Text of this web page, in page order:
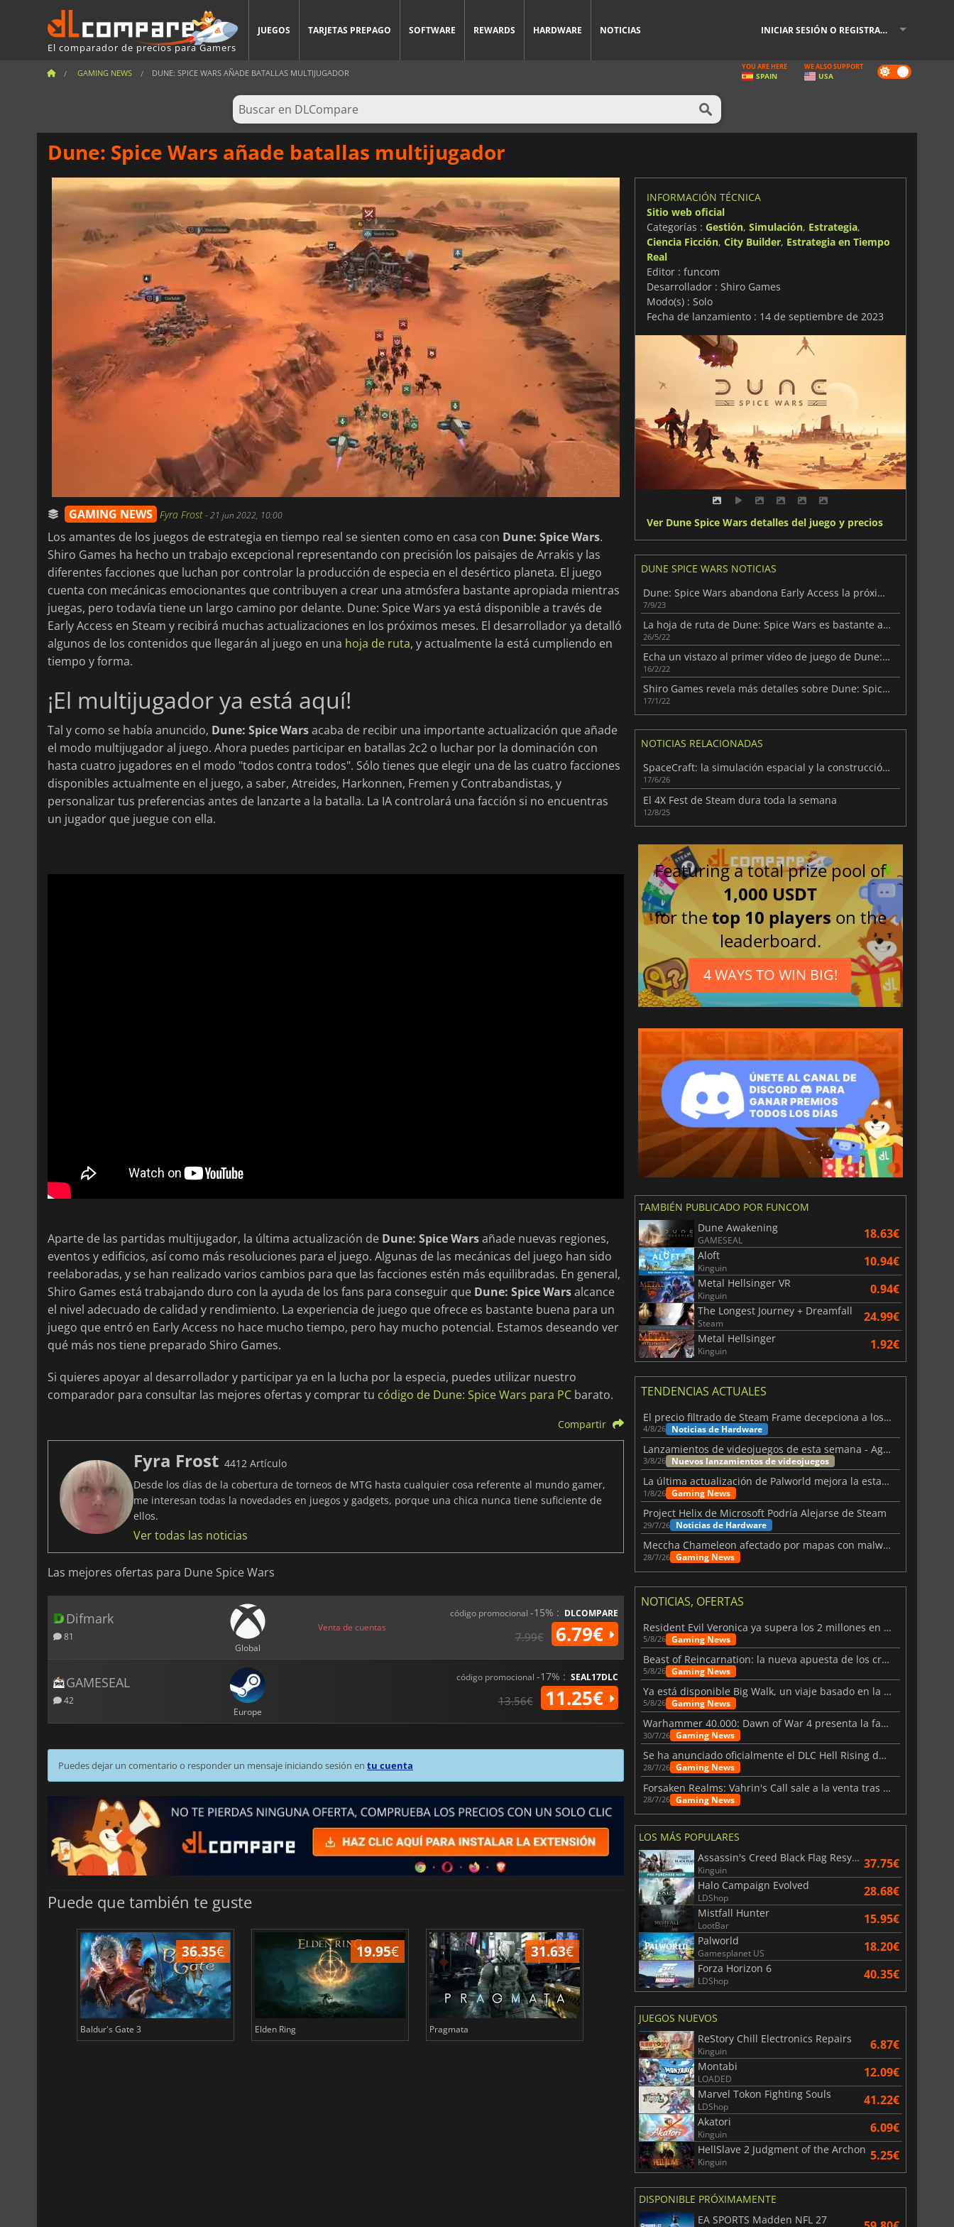
El comparador de precios para Gamers
JUEGOS TARJETAS PREPAGO SOFTWARE REWARDS HARDWARE NOTICIAS INICIAR SESIÓN O REGISTRARSE
GAMING NEWS DUNE: SPICE WARS AÑADE BATALLAS MULTIJUGADOR Dark
mode
YOU ARE HERE
SPAIN
WE ALSO SUPPORT
USA
Dune: Spice Wars añade batallas multijugador
GAMING NEWS Fyra Frost-21 jun 2022, 10:00
Los amantes de los juegos de estrategia en tiempo real se sienten como en casa con Dune: Spice Wars.
Shiro Games ha hecho un trabajo excepcional representando con precisión los paisajes de Arrakis y las
diferentes facciones que luchan por controlar la producción de especia en el desértico planeta. El juego
cuenta con mecánicas emocionantes que contribuyen a crear una atmósfera bastante apropiada mientras
juegas, pero todavía tiene un largo camino por delante. Dune: Spice Wars ya está disponible a través de
Early Access en Steam y recibirá muchas actualizaciones en los próximos meses. El desarrollador ya detalló
algunos de los contenidos que llegarán al juego en una hoja de ruta, y actualmente la está cumpliendo en
tiempo y forma.
¡El multijugador ya está aquí!
Tal y como se había anuncido, Dune: Spice Warsacaba de recibir una importante actualización que añade
el modo multijugador al juego. Ahora puedes participar en batallas 2c2 o luchar por la dominación con
hasta cuatro jugadores en el modo "todos contra todos". Sólo tienes que elegir una de las cuatro facciones
disponibles actualmente en el juego, a saber, Atreides, Harkonnen, Fremen y Contrabandistas, y
personalizar tus preferencias antes de lanzarte a la batalla. La IA controlará una facción si no encuentras
un jugador que juegue con ella.
Aparte de las partidas multijugador, la última actualización de Dune: Spice Warsañade nuevas regiones,
eventos y edificios, así como más resoluciones para el juego. Algunas de las mecánicas del juego han sido
reelaboradas, y se han realizado varios cambios para que las facciones estén más equilibradas. En general,
Shiro Games está trabajando duro con la ayuda de los fans para conseguir que Dune: Spice Warsalcance
el nivel adecuado de calidad y rendimiento. La experiencia de juego que ofrece es bastante buena para un
juego que entró en Early Access no hace mucho tiempo, pero hay mucho potencial. Estamos deseando ver
qué más nos tiene preparado Shiro Games.
Si quieres apoyar al desarrollador y participar ya en la lucha por la especia, puedes utilizar nuestro
comparador para consultar las mejores ofertas y comprar tu código de Dune: Spice Wars para PC barato.
Compartir
Fyra Frost 4412 Artículo
Desde los días de la cobertura de torneos de MTG hasta cualquier cosa referente al mundo gamer,
me interesan todas la novedades en juegos y gadgets, porque una chica nunca tiene suficiente de
ellos.
Ver todas las noticias
Las mejores ofertas para Dune Spice Wars
Difmark
81
Global
Venta de cuentas
código promocional -15% : DLCOMPARE
7.99€ 6.79€
GAMESEAL
42
Europe
código promocional -17% : SEAL17DLC
13.56€ 11.25€
Puedes dejar un comentario o responder un mensaje iniciando sesión en tu cuenta
Puede que también te guste
36.35€
Baldur's Gate 3
19.95€
Elden Ring
31.63€
Pragmata
6.75€
Total War WARHAMMER 3
15.48
INFORMACIÓN TÉCNICA
Sitio web oficial
Categorías : Gestión, Simulación, Estrategia,
Ciencia Ficción, City Builder, Estrategia en Tiempo
Real
Editor : funcom
Desarrollador : Shiro Games
Modo(s) : Solo
Fecha de lanzamiento : 14 de septiembre de 2023
Ver Dune Spice Wars detalles del juego y precios
DUNE SPICE WARS NOTICIAS
Dune: Spice Wars abandona Early Access la próxima semana
7/9/23
La hoja de ruta de Dune: Spice Wars es bastante ambiciosa
26/5/22
Echa un vistazo al primer vídeo de juego de Dune: Spice Wars
16/2/22
Shiro Games revela más detalles sobre Dune: Spice Wars
17/1/22
NOTICIAS RELACIONADAS
SpaceCraft: la simulación espacial y la construcción en su máxima expresión
17/6/26
El 4X Fest de Steam dura toda la semana
12/8/25
Featuring a total prize pool of
1,000 USDT
for thetop 10 players on the
leaderboard.
4 WAYS TO WIN BIG!
TAMBIÉN PUBLICADO POR FUNCOM
Dune Awakening
GAMESEAL 18.63€
Aloft
Kinguin 10.94€
Metal Hellsinger VR
Kinguin 0.94€
The Longest Journey + Dreamfall
Steam 24.99€
Metal Hellsinger
Kinguin 1.92€
TENDENCIAS ACTUALES
El precio filtrado de Steam Frame decepciona a los usuarios
4/8/26 Noticias de Hardware
Lanzamientos de videojuegos de esta semana - Agosto de 2026 (semana 32)
3/8/26 Nuevos lanzamientos de videojuegos
La última actualización de Palworld mejora la estabilidad
1/8/26 Gaming News
Project Helix de Microsoft Podría Alejarse de Steam
29/7/26 Noticias de Hardware
Meccha Chameleon afectado por mapas con malware y Discord
28/7/26 Gaming News
NOTICIAS, OFERTAS
Resident Evil Veronica ya supera los 2 millones en listas de deseados
5/8/26 Gaming News
Beast of Reincarnation: la nueva apuesta de los creadores de Pokémon
5/8/26 Gaming News
Ya está disponible Big Walk, un viaje basado en la amistad
5/8/26 Gaming News
Warhammer 40.000: Dawn of War 4 presenta la facción de los Necrones
30/7/26 Gaming News
Se ha anunciado oficialmente el DLC Hell Rising de Nioh 3
28/7/26 Gaming News
Forsaken Realms: Vahrin's Call sale a la venta tras una década
28/7/26 Gaming News
LOS MÁS POPULARES
Assassin's Creed Black Flag Resynced
Kinguin 37.75€
Halo Campaign Evolved
LDShop 28.68€
Mistfall Hunter
LootBar 15.95€
Palworld
Gamesplanet US 18.20€
Forza Horizon 6
LDShop 40.35€
JUEGOS NUEVOS
ReStory Chill Electronics Repairs
Kinguin 6.87€
Montabi
LOADED 12.09€
Marvel Tokon Fighting Souls
LDShop 41.22€
Akatori
Kinguin 6.09€
HellSlave 2 Judgment of the Archon
Kinguin 5.25€
DISPONIBLE PRÓXIMAMENTE
EA SPORTS Madden NFL 27